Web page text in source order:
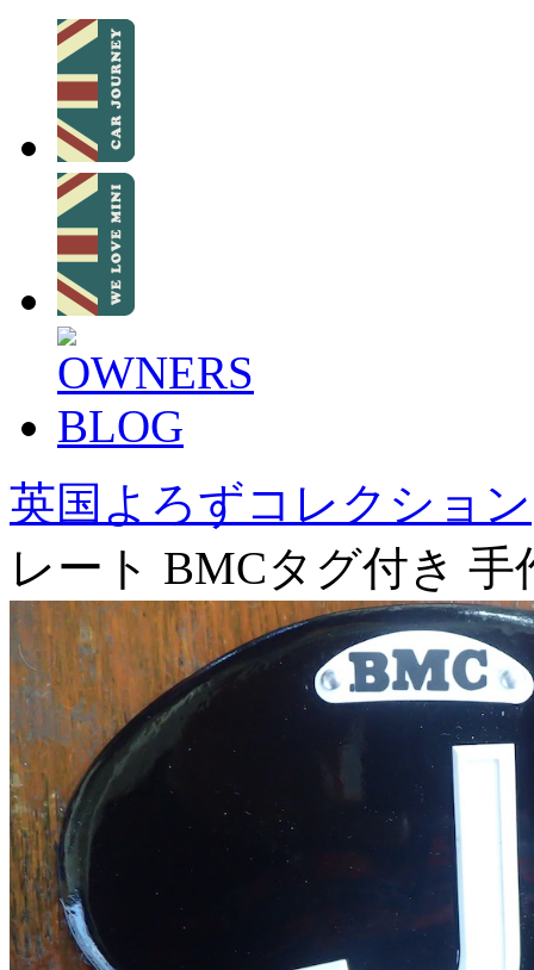
英国よろずコレクション
レート BMCタグ付き